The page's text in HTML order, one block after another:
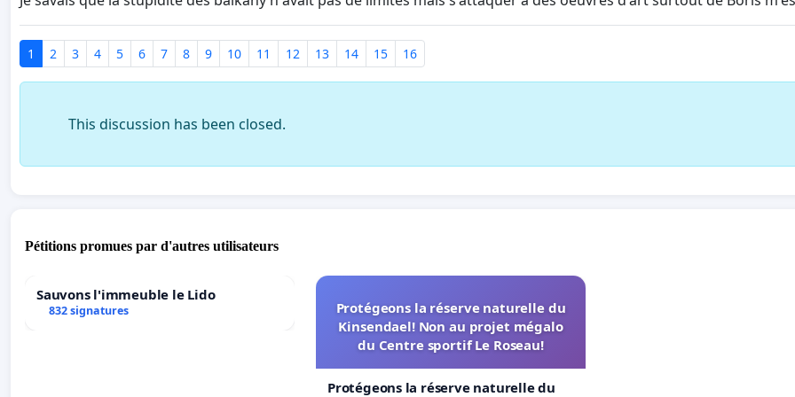
1 2 3 4 5 6 7 8 9 10 11 12 13 14 15 16
This discussion has been closed.
Pétitions promues par d'autres utilisateurs
Sauvons l'immeuble le Lido
832 signatures
Protégeons la réserve naturelle du
Kinsendael! Non au projet mégalo
du Centre sportif Le Roseau!
Protégeons la réserve naturelle du